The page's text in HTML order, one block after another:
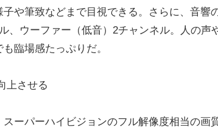
や筆致などまで目視できる。さらに、音響
、ウーファー（低音）2チャンネル。人の声
臨場感たっぷりだ。
上させる
ーパーハイビジョンのフル解像度相当の画